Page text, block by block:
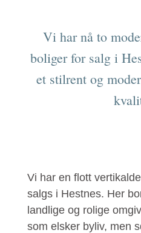
Vi har nå to
boliger for salg i
et stilrent og
Vi har en flott
salgs i Hestnes. Her
landlige og rolige
som elsker byliv, men